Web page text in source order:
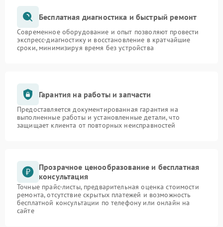
Бесплатная диагностика и быстрый ремонт
Современное оборудование и опыт позволяют провести
экспресс-диагностику и восстановление в кратчайшие
сроки, минимизируя время без устройства
Гарантия на работы и запчасти
Предоставляется документированная гарантия на
выполненные работы и установленные детали, что
защищает клиента от повторных неисправностей
Прозрачное ценообразование и бесплатная
консультация
Точные прайс-листы, предварительная оценка стоимости
ремонта, отсутствие скрытых платежей и возможность
бесплатной консультации по телефону или онлайн на
сайте